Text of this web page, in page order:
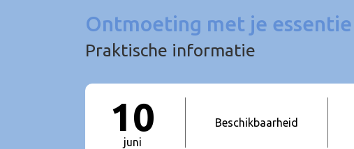
Ontmoeting met je
Praktische informatie
10
juni
Beschikbaarheid